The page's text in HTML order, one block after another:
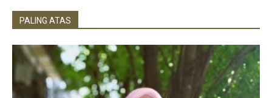
PALING ATAS